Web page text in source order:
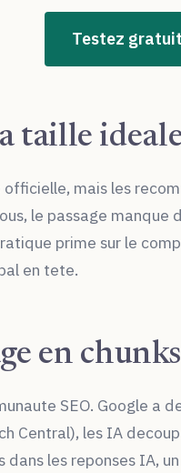
Testez
taille
officielle, mais les
le passage
prime sur le
en tete.
en
SEO. Google a
Central), les IA
dans les reponses IA,